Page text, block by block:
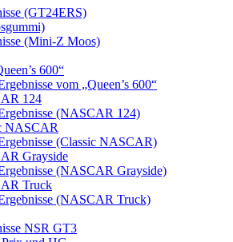
(GT24ERS)
(Mini-Z Moos)
600“
vom „Queen’s 600“
124
(NASCAR 124)
NASCAR
(Classic NASCAR)
Grayside
(NASCAR Grayside)
Truck
(NASCAR Truck)
NSR GT3